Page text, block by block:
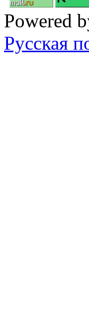
Powered
Русская